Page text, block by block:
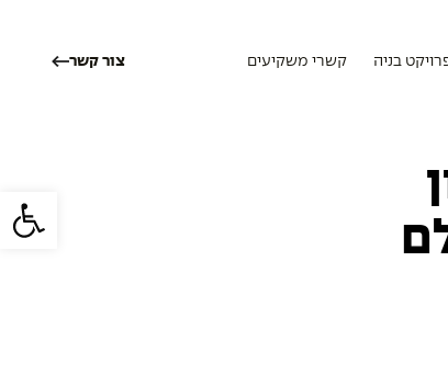
פתח
בניה קשרי משקיעים צור קשר